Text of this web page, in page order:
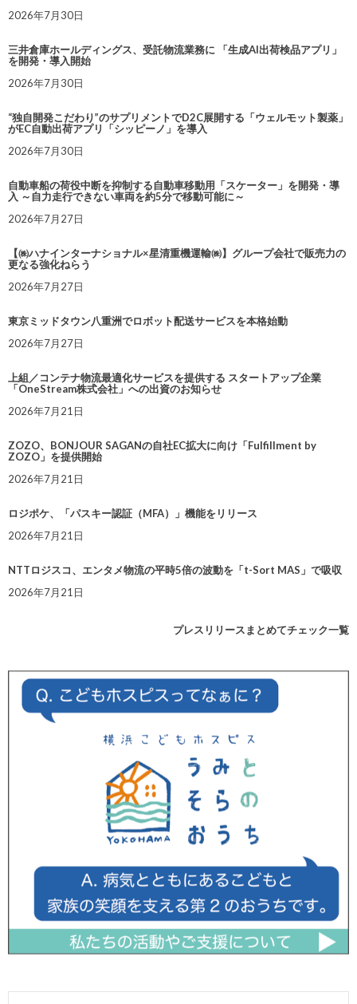
2026年7月30日
三井倉庫ホールディングス、受託物流業務に 「生成AI出荷検品アプリ」
を開発・導入開始
2026年7月30日
“独自開発こだわり”のサプリメントでD2C展開する「ウェルモット製薬」
がEC自動出荷アプリ「シッピーノ」を導入
2026年7月30日
自動車船の荷役中断を抑制する自動車移動用「スケーター」を開発・導
入 ～自力走行できない車両を約5分で移動可能に～
2026年7月27日
【㈱ハナインターナショナル×星清重機運輸㈱】グループ会社で販売力の
更なる強化ねらう
2026年7月27日
東京ミッドタウン八重洲でロボット配送サービスを本格始動
2026年7月27日
上組／コンテナ物流最適化サービスを提供する スタートアップ企業
「OneStream株式会社」への出資のお知らせ
2026年7月21日
ZOZO、BONJOUR SAGANの自社EC拡大に向け「Fulfillment by
ZOZO」を提供開始
2026年7月21日
ロジポケ、「パスキー認証（MFA）」機能をリリース
2026年7月21日
NTTロジスコ、エンタメ物流の平時5倍の波動を「t-Sort MAS」で吸収
2026年7月21日
プレスリリースまとめてチェック一覧